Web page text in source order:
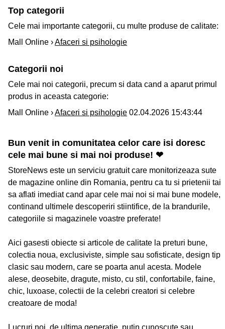
Top categorii
Cele mai importante categorii, cu multe produse de calitate:
Mall Online ›Afaceri si psihologie
Categorii noi
Cele mai noi categorii, precum si data cand a aparut primul
produs in aceasta categorie:
Mall Online ›Afaceri si psihologie 02.04.2026 15:43:44
Bun venit in comunitatea celor care isi doresc
cele mai bune si mai noi produse! ❤
StoreNews este un serviciu gratuit care monitorizeaza sute
de magazine online din Romania, pentru ca tu si prietenii tai
sa aflati imediat cand apar cele mai noi si mai bune modele,
continand ultimele descoperiri stiintifice, de la brandurile,
categoriile si magazinele voastre preferate!
Aici gasesti obiecte si articole de calitate la preturi bune,
colectia noua, exclusiviste, simple sau sofisticate, design tip
clasic sau modern, care se poarta anul acesta. Modele
alese, deosebite, dragute, misto, cu stil, confortabile, faine,
chic, luxoase, colectii de la celebri creatori si celebre
creatoare de moda!
Lucruri noi, de ultima generatie, putin cunoscute sau